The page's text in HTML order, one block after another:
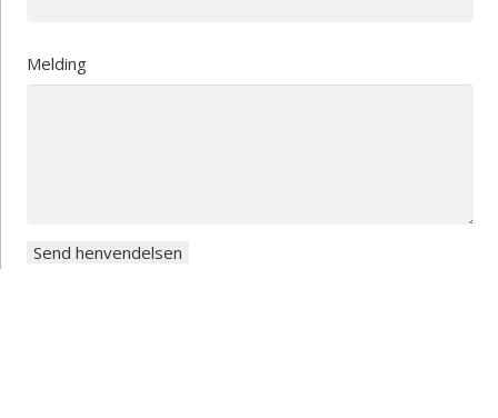
Melding